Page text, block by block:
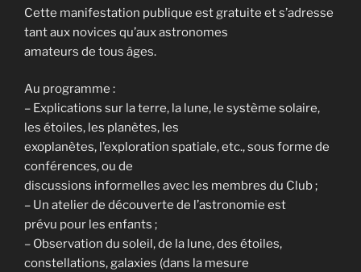
Cette manifestation publique est gratuite et s’adresse
tant aux novices qu’aux astronomes
amateurs de tous âges.
Au programme :
– Explications sur la terre, la lune, le système solaire,
les étoiles, les planètes, les
exoplanètes, l’exploration spatiale, etc., sous forme de
conférences, ou de
discussions informelles avec les membres du Club ;
– Un atelier de découverte de l’astronomie est
prévu pour les enfants ;
– Observation du soleil, de la lune, des étoiles,
constellations, galaxies (dans la mesure